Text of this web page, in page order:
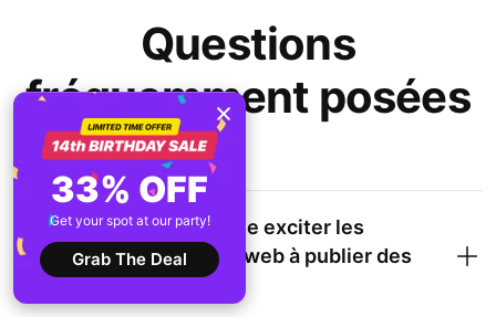
Questions
fréquemment posées
De quelle manière puis-je exciter les
utilisateurs de mon site web à publier des
avis?
33% OFF
Get your spot at our party!
Grab The Deal